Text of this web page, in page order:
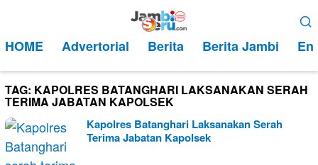
kontenMobile
HOME Advertorial Berita Berita Jambi
TAG: KAPOLRES BATANGHARI LAKSANAKAN SERAH
TERIMA JABATAN KAPOLSEK
Kapolres Batanghari Laksanakan Serah
Terima Jabatan Kapolsek